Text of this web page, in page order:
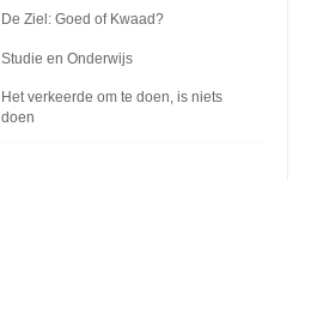
De Ziel: Goed of Kwaad?
Studie en Onderwijs
Het verkeerde om te doen, is niets
doen